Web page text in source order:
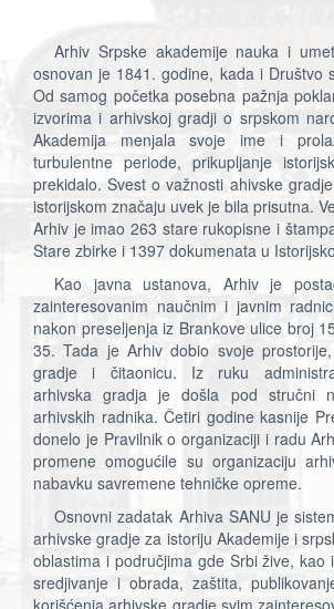
Arhiv Srpske akademije nauka i
osnovan je 1841. godine, kada i Društvo
Od samog početka posebna pažnja
izvorima i arhivskoj gradji o srpskom
Akademija menjala svoje ime i
turbulentne periode, prikupljanje
prekidalo. Svest o važnosti ahivske
istorijskom značaju uvek je bila prisutna.
Arhiv je imao 263 stare rukopisne i
Stare zbirke i 1397 dokumenata u
Kao javna ustanova, Arhiv je
zainteresovanim naučnim i javnim
nakon preseljenja iz Brankove ulice broj
35. Tada je Arhiv dobio svoje
gradje i čitaonicu. Iz ruku
arhivska gradja je došla pod stručni
arhivskih radnika. Četiri godine kasnije
donelo je Pravilnik o organizaciji i radu
promene omogućile su organizaciju
nabavku savremene tehničke opreme.
Osnovni zadatak Arhiva SANU je
arhivske gradje za istoriju Akademije i
oblastima i područjima gde Srbi žive, kao
sredjivanje i obrada, zaštita,
korišćenja arhivske gradje svim